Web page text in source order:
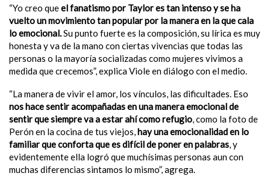
“Yo creo queel fanatismo por Taylor es tan intenso y se ha
vuelto un movimiento tan popular por la manera en la que cala
lo emocional.Su punto fuerte es la composición, su lírica es muy
honesta y va de la mano con ciertas vivencias que todas las
personas o la mayoría socializadas como mujeres vivimos a
medida que crecemos”, explica Viole en diálogo con el medio.
“La manera de vivir el amor, los vínculos, las dificultades. Eso
nos hace sentir acompañadas en una manera emocional de
sentir que siempre va a estar ahí como refugio, como la foto de
Perón en la cocina de tus viejos,hay una emocionalidad en lo
familiar que conforta que es difícil de poner en palabras, y
evidentemente ella logró que muchísimas personas aun con
muchas diferencias sintamos lo mismo”, agrega.